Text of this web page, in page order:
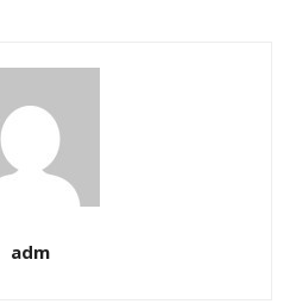
adm